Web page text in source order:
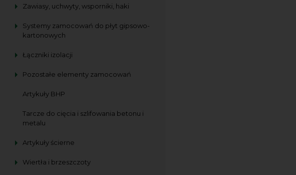
Zawiasy, uchwyty, wsporniki, haki
Systemy zamocowań do płyt gipsowo-
kartonowych
Łączniki izolacji
Pozostałe elementy zamocowań
Artykuły BHP
Tarcze do cięcia i szlifowania betonu i
metalu
Artykuły ścierne
Wiertła i brzeszczoty